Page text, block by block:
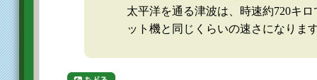
太平洋を通る津波は、時速約720キロ
ット機と同じくらいの速さになりま